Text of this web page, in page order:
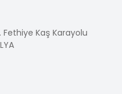
Fethiye Kaş Karayolu